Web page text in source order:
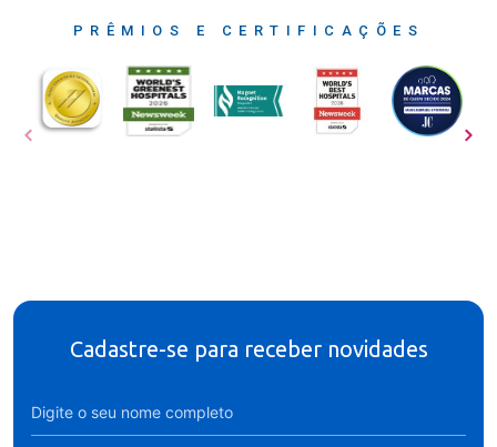
PRÊMIOS E CERTIFICAÇÕES
Cadastre-se para receber novidades